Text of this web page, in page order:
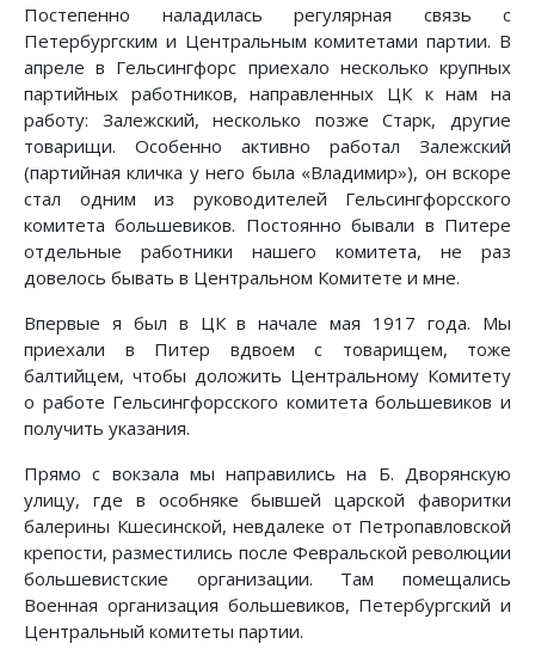
Постепенно наладилась регулярная связь с
Петербургским и Центральным комитетами партии. В
апреле в Гельсингфорс приехало несколько крупных
партийных работников, направленных ЦК к нам на
работу: Залежский, несколько позже Старк, другие
товарищи. Особенно активно работал Залежский
(партийная кличка у него была «Владимир»), он вскоре
стал одним из руководителей Гельсингфорсского
комитета большевиков. Постоянно бывали в Питере
отдельные работники нашего комитета, не раз
довелось бывать в Центральном Комитете и мне.
Впервые я был в ЦК в начале мая 1917 года. Мы
приехали в Питер вдвоем с товарищем, тоже
балтийцем, чтобы доложить Центральному Комитету
о работе Гельсингфорсского комитета большевиков и
получить указания.
Прямо с вокзала мы направились на Б. Дворянскую
улицу, где в особняке бывшей царской фаворитки
балерины Кшесинской, невдалеке от Петропавловской
крепости, разместились после Февральской революции
большевистские организации. Там помещались
Военная организация большевиков, Петербургский и
Центральный комитеты партии.